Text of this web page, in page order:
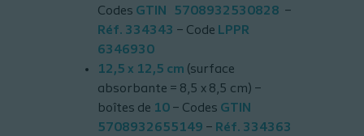
Codes GTIN 5708932530828 –
Réf. 334343 – Code LPPR
6346930
12,5 x 12,5 cm (surface
absorbante = 8,5 x 8,5 cm) –
boîtes de 10 – Codes GTIN
5708932655149 – Réf. 334363